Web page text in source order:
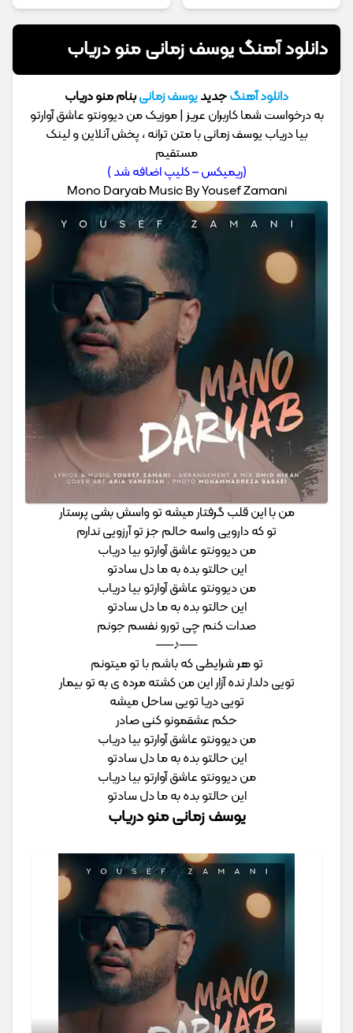
دانلود آهنگ یوسف زمانی منو دریاب
دانلود آهنگجدیدیوسف زمانیبنام منو دریاب
به درخواست شما کاربران عریز | موزیک من دیوونتو عاشق آوارتو
بیا دریاب یوسف زمانی با متن ترانه ، پخش آنلاین و لینک
مستقیم
(ریمیکس – کلیپ اضافه شد )
Mono Daryab Music By Yousef Zamani
من با این قلب گرفتار میشه تو واسش بشی پرستار
تو که دارویی واسه حالم جز تو آرزویی ندارم
من دیوونتو عاشق آوارتو بیا دریاب
این حالتو بده به ما دل سادتو
من دیوونتو عاشق آوارتو بیا دریاب
این حالتو بده به ما دل سادتو
صدات کنم چی تورو نفسم جونم
──♪──
تو هر شرایطی که باشم با تو میتونم
تویی دلدار نده آزار این من کشته مرده ی به تو بیمار
تویی دریا تویی ساحل میشه
حکم عشقمونو کنی صادر
من دیوونتو عاشق آوارتو بیا دریاب
این حالتو بده به ما دل سادتو
من دیوونتو عاشق آوارتو بیا دریاب
این حالتو بده به ما دل سادتو
یوسف زمانی منو دریاب